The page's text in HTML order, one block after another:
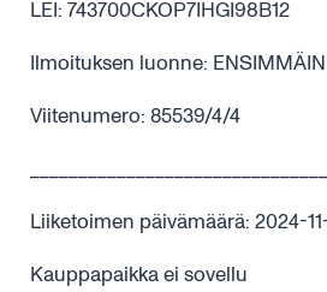
LEI: 743700CKOP7IHGI98B12
Ilmoituksen luonne:
Viitenumero: 85539/4/4
Liiketoimen päivämäärä: 2024-
Kauppapaikka ei sovellu